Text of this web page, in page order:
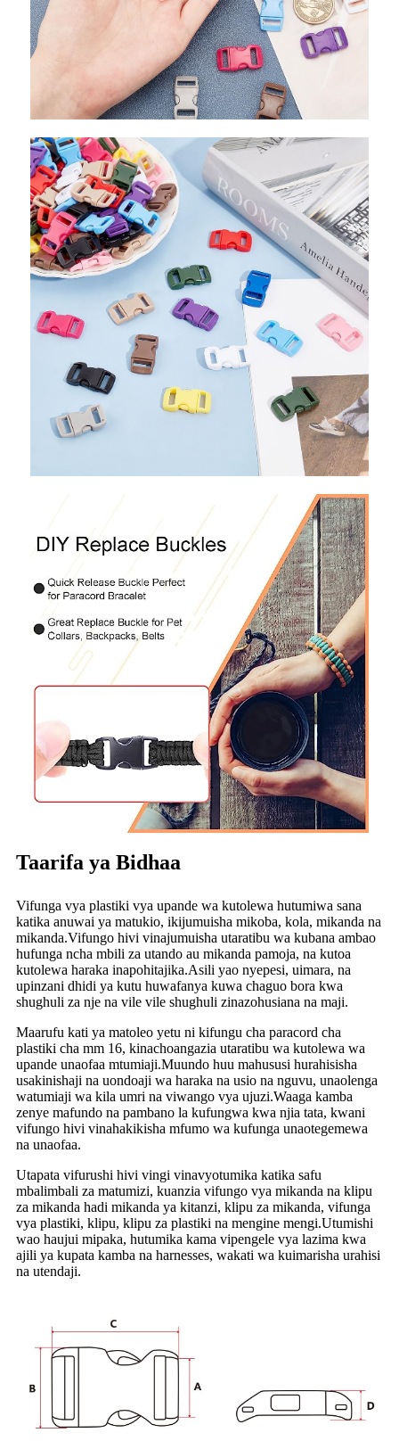
Taarifa ya Bidhaa
Vifunga vya plastiki vya upande wa kutolewa hutumiwa sana
katika anuwai ya matukio, ikijumuisha mikoba, kola, mikanda na
mikanda.Vifungo hivi vinajumuisha utaratibu wa kubana ambao
hufunga ncha mbili za utando au mikanda pamoja, na kutoa
kutolewa haraka inapohitajika.Asili yao nyepesi, uimara, na
upinzani dhidi ya kutu huwafanya kuwa chaguo bora kwa
shughuli za nje na vile vile shughuli zinazohusiana na maji.
Maarufu kati ya matoleo yetu ni kifungu cha paracord cha
plastiki cha mm 16, kinachoangazia utaratibu wa kutolewa wa
upande unaofaa mtumiaji.Muundo huu mahususi hurahisisha
usakinishaji na uondoaji wa haraka na usio na nguvu, unaolenga
watumiaji wa kila umri na viwango vya ujuzi.Waaga kamba
zenye mafundo na pambano la kufungwa kwa njia tata, kwani
vifungo hivi vinahakikisha mfumo wa kufunga unaotegemewa
na unaofaa.
Utapata vifurushi hivi vingi vinavyotumika katika safu
mbalimbali za matumizi, kuanzia vifungo vya mikanda na klipu
za mikanda hadi mikanda ya kitanzi, klipu za mikanda, vifunga
vya plastiki, klipu, klipu za plastiki na mengine mengi.Utumishi
wao haujui mipaka, hutumika kama vipengele vya lazima kwa
ajili ya kupata kamba na harnesses, wakati wa kuimarisha urahisi
na utendaji.